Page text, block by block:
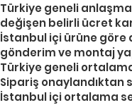
Türkiye geneli
değişen belirli ücret
İstanbul içi ürüne göre
gönderim ve montaj
Türkiye geneli
Sipariş onaylandıktan
İstanbul içi ortalama